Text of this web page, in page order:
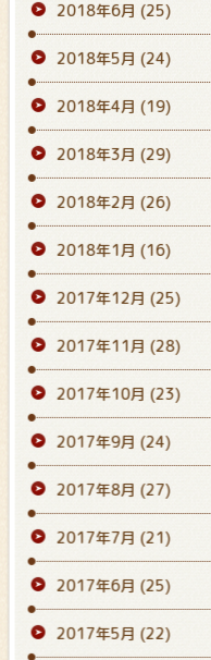
2018年6月 (25)
2018年5月 (24)
2018年4月 (19)
2018年3月 (29)
2018年2月 (26)
2018年1月 (16)
2017年12月 (25)
2017年11月 (28)
2017年10月 (23)
2017年9月 (24)
2017年8月 (27)
2017年7月 (21)
2017年6月 (25)
2017年5月 (22)